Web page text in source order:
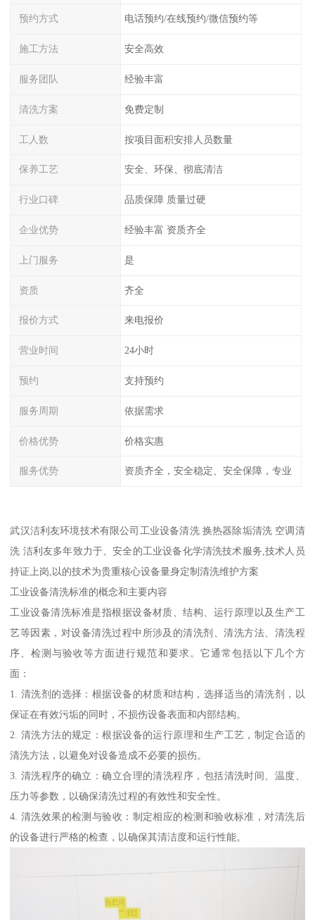
预约方式 电话预约/在线预约/微信预约等
施工方法 安全高效
服务团队 经验丰富
清洗方案 免费定制
工人数 按项目面积安排人员数量
保养工艺 安全、环保、彻底清洁
行业口碑 品质保障 质量过硬
企业优势 经验丰富 资质齐全
上门服务 是
资质 齐全
报价方式 来电报价
营业时间 24小时
预约 支持预约
服务周期 依据需求
价格优势 价格实惠
服务优势 资质齐全，安全稳定、安全保障，专业
武汉洁利友环境技术有限公司工业设备清洗 换热器除垢清洗 空调清
洗 洁利友多年致力于、安全的工业设备化学清洗技术服务,技术人员
持证上岗,以的技术为贵重核心设备量身定制清洗维护方案
工业设备清洗标准的概念和主要内容
工业设备清洗标准是指根据设备材质、结构、运行原理以及生产工
艺等因素，对设备清洗过程中所涉及的清洗剂、清洗方法、清洗程
序、检测与验收等方面进行规范和要求。它通常包括以下几个方
面：
1. 清洗剂的选择：根据设备的材质和结构，选择适当的清洗剂，以
保证在有效污垢的同时，不损伤设备表面和内部结构。
2. 清洗方法的规定：根据设备的运行原理和生产工艺，制定合适的
清洗方法，以避免对设备造成不必要的损伤。
3. 清洗程序的确立：确立合理的清洗程序，包括清洗时间、温度、
压力等参数，以确保清洗过程的有效性和安全性。
4. 清洗效果的检测与验收：制定相应的检测和验收标准，对清洗后
的设备进行严格的检查，以确保其清洁度和运行性能。